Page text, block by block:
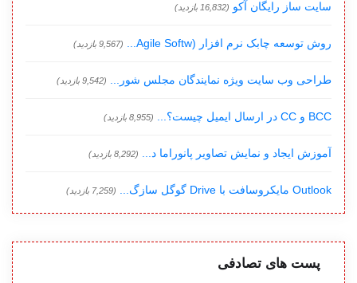
سایت ساز رایگان آکو (16,832 بازدید)
روش توسعه چابک نرم افزار (Agile Softw... (9,567 بازدید)
طراحی وب سایت ویژه نمایندگان مجلس شور... (9,542 بازدید)
BCC و CC در ارسال ایمیل چیست؟... (8,955 بازدید)
آموزش ایجاد و نمایش تصاویر پانوراما د... (8,292 بازدید)
Outlook مایکروسافت با Drive گوگل سازگ... (7,259 بازدید)
پست های تصادفی